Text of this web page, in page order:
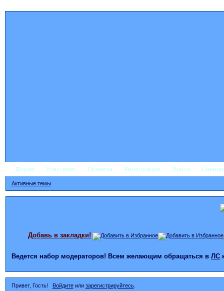
Форум Участники Правила Регистрация Войти
Активные темы
Добавь в закладки!
Ведется набор модераторов! Всем желающим обращаться в ЛС
Привет, Гость! Войдитеили зарегистрируйтесь.